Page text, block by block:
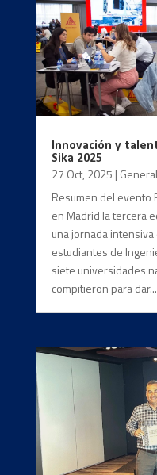
Innovación y
Sika 2025
27 Oct, 2025 | General
Resumen del evento
en Madrid la tercera
una jornada
estudiantes de
siete universidades
compitieron para dar...